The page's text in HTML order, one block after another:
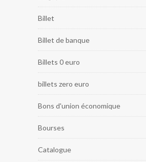
Billet
Billet de banque
Billets 0 euro
billets zero euro
Bons d'union économique
Bourses
Catalogue